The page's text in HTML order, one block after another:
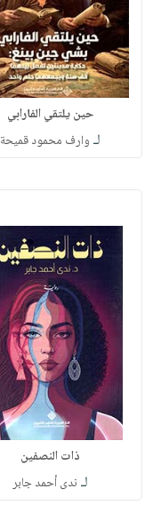
حين يلتقي الفارابي
لـ وارف محمود قميحة
ذات النصفين
لـ ندى أحمد جابر